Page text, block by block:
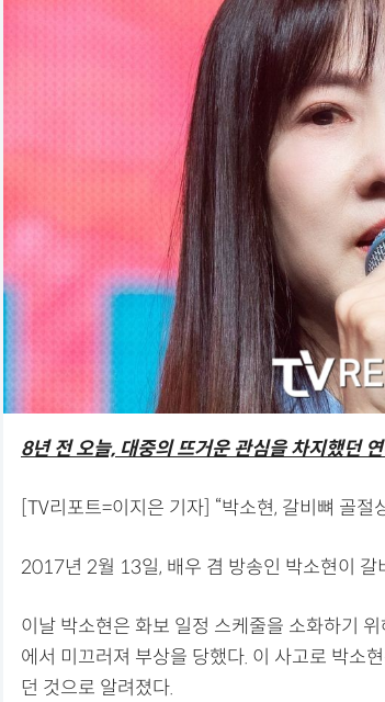
8년 전 오늘, 대중의 뜨거운 관심을 차지했던
[TV리포트=이지은 기자] “박소현, 갈비뼈 골절
2017년 2월 13일, 배우 겸 방송인 박소현이
이날 박소현은 화보 일정 스케줄을 소화하기
에서 미끄러져 부상을 당했다. 이 사고로 박소
던 것으로 알려졌다.